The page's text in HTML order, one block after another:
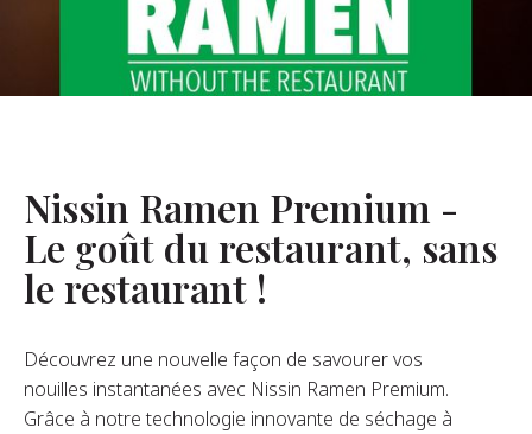
De Nous
FAQ
Nissin Ramen Premium -
Le goût du restaurant, sans
le restaurant !
Découvrez une nouvelle façon de savourer vos
nouilles instantanées avec Nissin Ramen Premium.
Grâce à notre technologie innovante de séchage à